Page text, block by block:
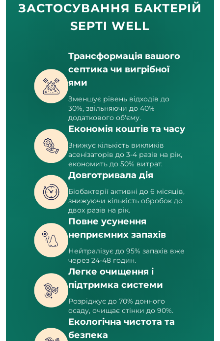
ЗАСТОСУВАННЯ БАКТЕРІЙ
SEPTI WELL
Трансформація вашого
септика чи вигрібної
ями
Зменшує рівень відходів до
30%, звільняючи до 40%
додаткового об'єму.
Економія коштів та часу
Знижує кількість викликів
асенізаторів до 3-4 разів на рік,
економить до 50% витрат.
Довготривала дія
Біобактерії активні до 6 місяців,
знижуючи кількість обробок до
двох разів на рік.
Повне усунення
неприємних запахів
Нейтралізує до 95% запахів вже
через 24-48 годин.
Легке очищення і
підтримка системи
Розріджує до 70% донного
осаду, очищає стінки до 90%.
Екологічна чистота та
безпека